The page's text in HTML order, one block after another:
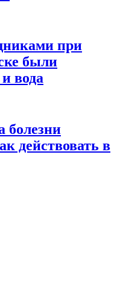
при
были
вода
болезни
действовать в